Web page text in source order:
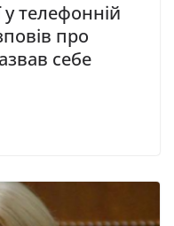
у телефонній
про
себе